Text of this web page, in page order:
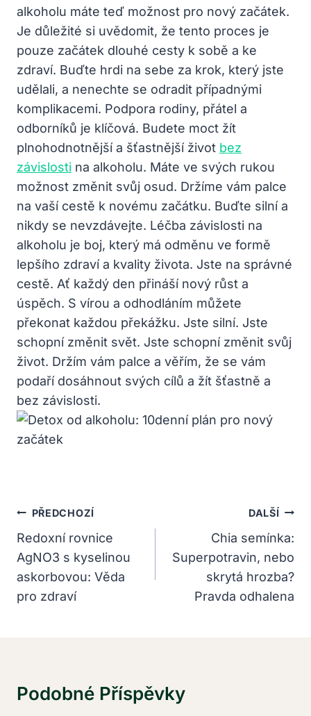
alkoholu máte teď možnost pro nový začátek.
Je důležité si uvědomit, že tento proces je
pouze začátek dlouhé cesty k sobě a ke
zdraví. Buďte hrdi na sebe za krok, který jste
udělali, a nenechte se odradit případnými
komplikacemi. Podpora rodiny, přátel a
odborníků je klíčová. Budete moct žít
plnohodnotnější a šťastnější život bez
závislosti na alkoholu. Máte ve svých rukou
možnost změnit svůj osud. Držíme vám palce
na vaší cestě k novému začátku. Buďte silní a
nikdy se nevzdávejte. Léčba závislosti na
alkoholu je boj, který má odměnu ve formě
lepšího zdraví a kvality života. Jste na správné
cestě. Ať každý den přináší nový růst a
úspěch. S vírou a odhodláním můžete
překonat každou překážku. Jste silní. Jste
schopní změnit svět. Jste schopní změnit svůj
život. Držím vám palce a věřím, že se vám
podaří dosáhnout svých cílů a žít šťastně a
bez závislosti.
Navigace
Pro
Příspěvek
PŘEDCHOZÍ
Redoxní rovnice
AgNO3 s kyselinou
askorbovou: Věda
pro zdraví
DALŠÍ
Chia semínka:
Superpotravin, nebo
skrytá hrozba?
Pravda odhalena
Podobné Příspěvky